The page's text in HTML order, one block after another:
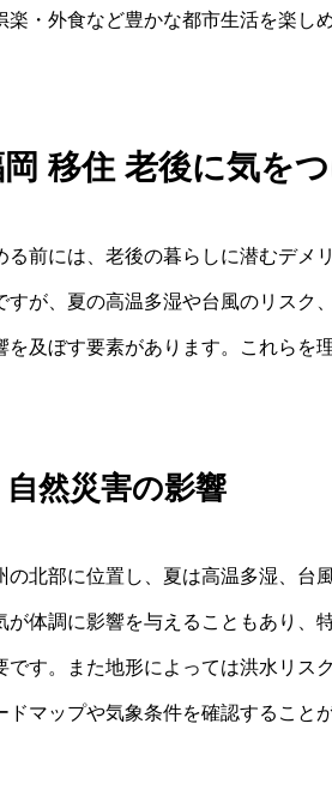
楽・外食など豊かな都市生活を楽しめ
移住 老後に気を
る前には、老後の暮らしに潜むデメ
すが、夏の高温多湿や台風のリスク
を及ぼす要素があります。これらを
然災害の影響
の北部に位置し、夏は高温多湿、台
が体調に影響を与えることもあり、
です。また地形によっては洪水リス
ドマップや気象条件を確認すること